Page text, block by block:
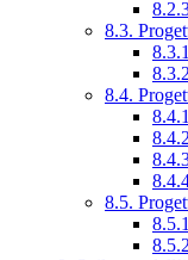
8.3.
8.4.
8.5.